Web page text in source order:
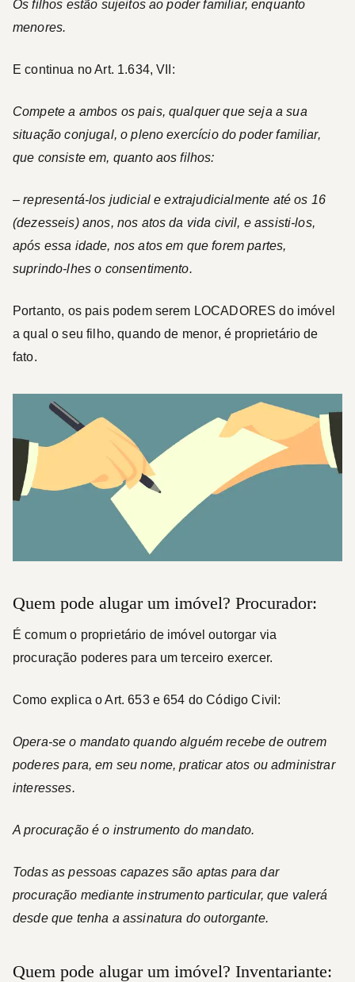
Os filhos estão sujeitos ao poder familiar, enquanto
menores.
E continua no Art. 1.634, VII:
Compete a ambos os pais, qualquer que seja a sua
situação conjugal, o pleno exercício do poder familiar,
que consiste em, quanto aos filhos:
– representá-los judicial e extrajudicialmente até os 16
(dezesseis) anos, nos atos da vida civil, e assisti-los,
após essa idade, nos atos em que forem partes,
suprindo-lhes o consentimento.
Portanto, os pais podem serem LOCADORES do imóvel
a qual o seu filho, quando de menor, é proprietário de
fato.
Quem pode alugar um imóvel? Procurador:
É comum o proprietário de imóvel outorgar via
procuração poderes para um terceiro exercer.
Como explica o Art. 653 e 654 do Código Civil:
Opera-se o mandato quando alguém recebe de outrem
poderes para, em seu nome, praticar atos ou administrar
interesses.
A procuração é o instrumento do mandato.
Todas as pessoas capazes são aptas para dar
procuração mediante instrumento particular, que valerá
desde que tenha a assinatura do outorgante.
Quem pode alugar um imóvel? Inventariante: